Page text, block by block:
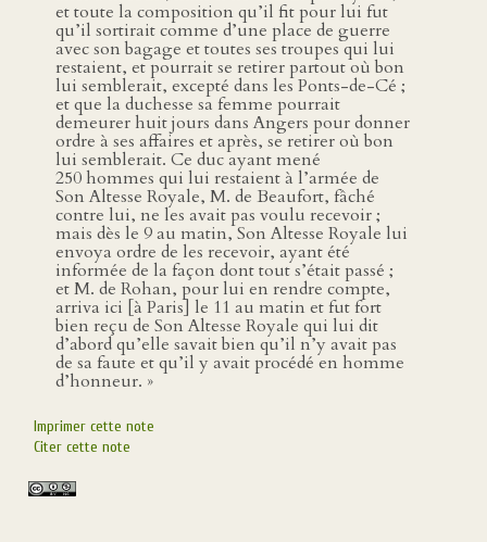
et toute la composition qu’il fit pour lui fut
qu’il sortirait comme d’une place de guerre
avec son bagage et toutes ses troupes qui lui
restaient, et pourrait se retirer partout où bon
lui semblerait, excepté dans les Ponts-de-Cé ;
et que la duchesse sa femme pourrait
demeurer huit jours dans Angers pour donner
ordre à ses affaires et après, se retirer où bon
lui semblerait. Ce duc ayant mené
250 hommes qui lui restaient à l’armée de
Son Altesse Royale, M. de Beaufort, fâché
contre lui, ne les avait pas voulu recevoir ;
mais dès le 9 au matin, Son Altesse Royale lui
envoya ordre de les recevoir, ayant été
informée de la façon dont tout s’était passé ;
et M. de Rohan, pour lui en rendre compte,
arriva ici [à Paris] le 11 au matin et fut fort
bien reçu de Son Altesse Royale qui lui dit
d’abord qu’elle savait bien qu’il n’y avait pas
de sa faute et qu’il y avait procédé en homme
d’honneur. »
Imprimer cette note
Citer cette note